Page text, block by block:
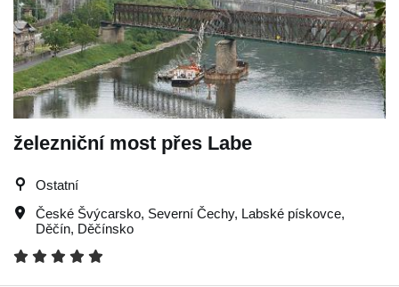
železniční most přes Labe
Ostatní
České Švýcarsko, Severní Čechy, Labské pískovce,
Děčín, Děčínsko